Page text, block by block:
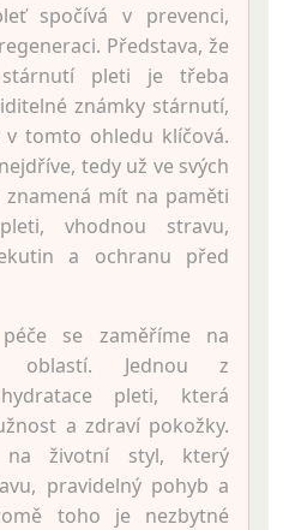
spočívá v prevenci,
Představa, že
pleti je třeba
známky stárnutí,
v tomto ohledu klíčová.
tedy už ve svých
mít na paměti
vhodnou stravu,
a ochranu před
se zaměříme na
oblastí. Jednou z
pleti, která
a zdraví pokožky.
na životní styl, který
pravidelný pohyb a
toho je nezbytné